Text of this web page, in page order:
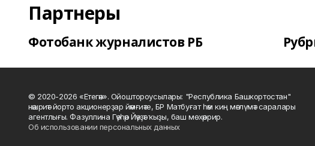
Партнеры
Фотобанк журналистов РБ
© 2020-2026 «Етегән». Ойоштороусылары: "Республика Башкортостан"
нәшриәт йорто акционерҙар йәмғиәте, БР Матбуғат һәм киң мәғлүмәт саралары
агентлығы. Фазуллина Гәүһәр Йәүҙәт ҡыҙы, баш мөхәррир.
Об использовании персональных данных